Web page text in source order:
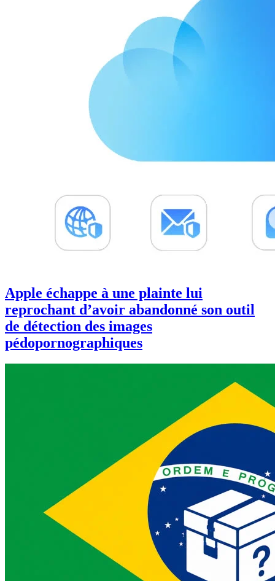
Apple échappe à une plainte lui
reprochant d’avoir abandonné son outil
de détection des images
pédopornographiques